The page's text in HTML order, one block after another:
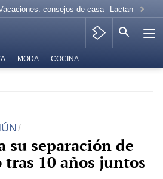
consejos de casa Lactancia
MODA COCINA
su separación de
tras 10 años juntos